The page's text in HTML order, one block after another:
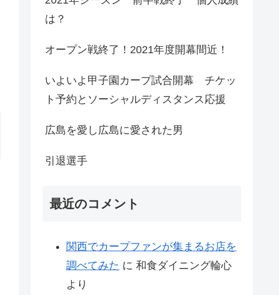
は？
オープン戦終了！2021年度開幕間近！
いよいよ甲子園カープ試合開幕 チケッ
ト予約とソーシャルディスタンス応援
広島を愛し広島に愛された男
引退選手
最近のコメント
関西でカープファンが集まるお店を
調べてみた に 和食ダイニング輪心
より